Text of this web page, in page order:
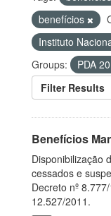
benefícios
Instituto
Groups:
PDA
Filter Results
Benefícios
Disponibilização
cessados e
Decreto nº
12.527/2011.